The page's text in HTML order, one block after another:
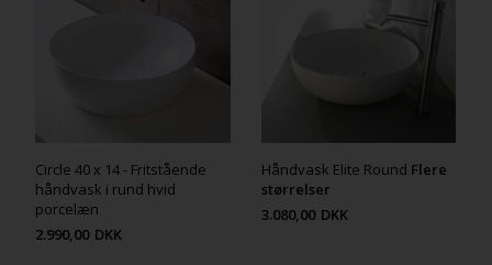
Circle 40 x 14 - Fritstående
håndvask i rund hvid
porcelæn
2.990,00 DKK
Håndvask Elite Round Flere
størrelser
3.080,00 DKK